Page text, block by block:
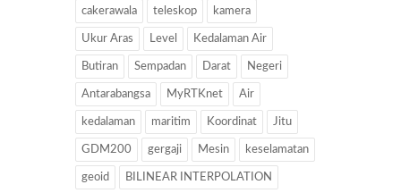
cakerawala teleskop kamera
Ukur Aras Level Kedalaman Air
Butiran Sempadan Darat Negeri
Antarabangsa MyRTKnet Air
kedalaman maritim Koordinat Jitu
GDM200 gergaji Mesin keselamatan
geoid BILINEAR INTERPOLATION